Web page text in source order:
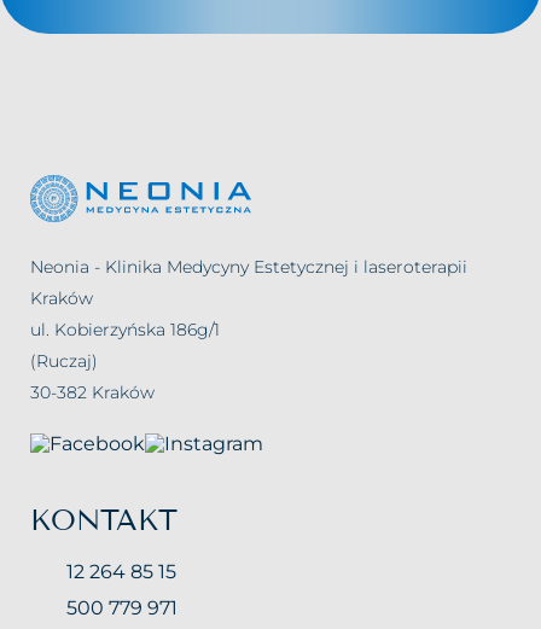
Neonia - Klinika Medycyny Estetycznej i laseroterapii
Kraków
ul. Kobierzyńska 186g/1
(Ruczaj)
30-382 Kraków
KONTAKT
12 264 85 15
500 779 971